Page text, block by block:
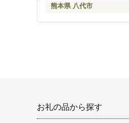
熊本県 八代市
お礼の品から探す